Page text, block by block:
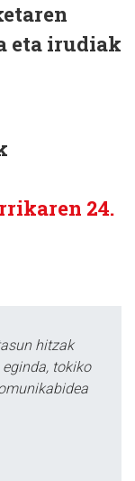
eta irudiak
24.
hitzak
tokiko